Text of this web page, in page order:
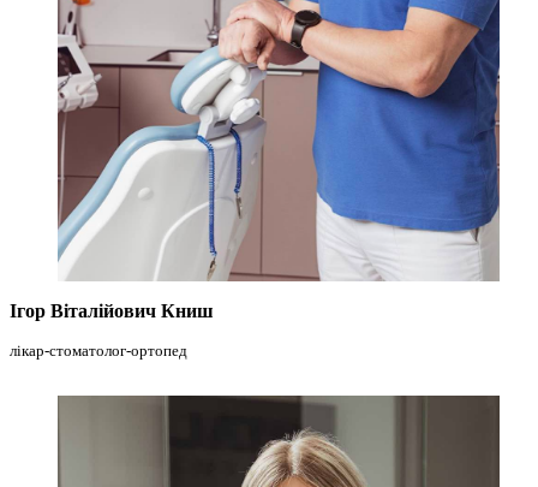
Ігор Віталійович Книш
лікар-стоматолог-ортопед